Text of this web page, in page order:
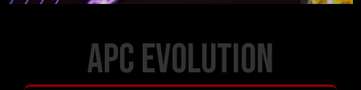
APC EVOLUTION